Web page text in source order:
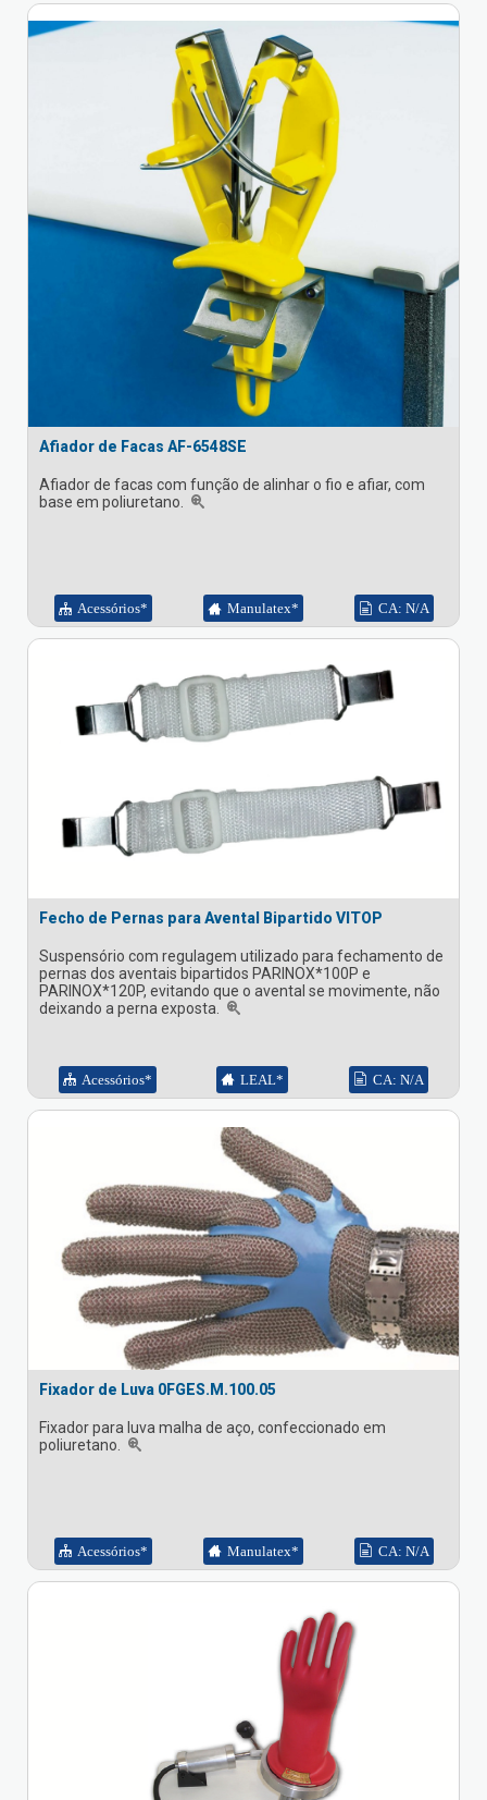
Afiador de Facas AF-6548SE
Afiador de facas com função de alinhar o fio e afiar, com
base em poliuretano.
Acessórios* Manulatex* CA: N/A
Fecho de Pernas para Avental Bipartido VITOP
Suspensório com regulagem utilizado para fechamento de
pernas dos aventais bipartidos PARINOX*100P e
PARINOX*120P, evitando que o avental se movimente, não
deixando a perna exposta.
Acessórios* LEAL* CA: N/A
Fixador de Luva 0FGES.M.100.05
Fixador para luva malha de aço, confeccionado em
poliuretano.
Acessórios* Manulatex* CA: N/A